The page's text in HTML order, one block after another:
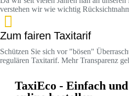
verstehen wir wie wichtig
Zum fairen Taxitarif
Schützen Sie sich vor "bösen"
regulären Taxitarif. Mehr Transparenz
TaxiEco - Einfach